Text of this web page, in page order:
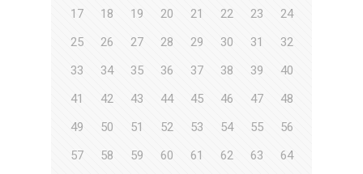
17
18 19 20 21 22 23
24
25
26 27 28 29 30 31
32
33
34 35 36 37 38 39
40
41
42 43 44 45 46 47
48
49
50 51 52 53 54 55
56
57
58 59 60 61 62 63
64